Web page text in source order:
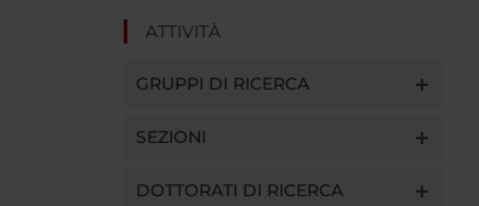
ATTIVITÀ
GRUPPI DI RICERCA
SEZIONI
DOTTORATI DI RICERCA